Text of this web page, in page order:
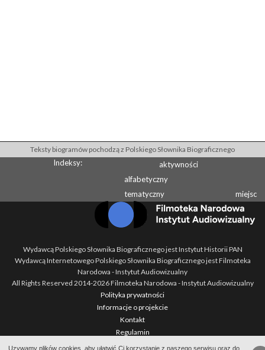
Uzywamy plików cookies, aby ułatwić Ci korzystanie z naszego serwisu oraz do
Teksty biogramów pochodzą z Polskiego Słownika Biograficznego
Indeksy:
aktywności
alfabetyczny
tematyczny
miejsc
Wydawcą Polskiego Słownika Biograficznego jest Instytut Historii PAN
Wydawcą Internetowego Polskiego Słownika Biograficznego jest Filmoteka
Narodowa - Instytut Audiowizualny
All Rights Reserved 2014-2026Filmoteka Narodowa - Instytut Audiowizualny
Polityka prywatności
Informacje o projekcie
Kontakt
Regulamin
Mapa strony